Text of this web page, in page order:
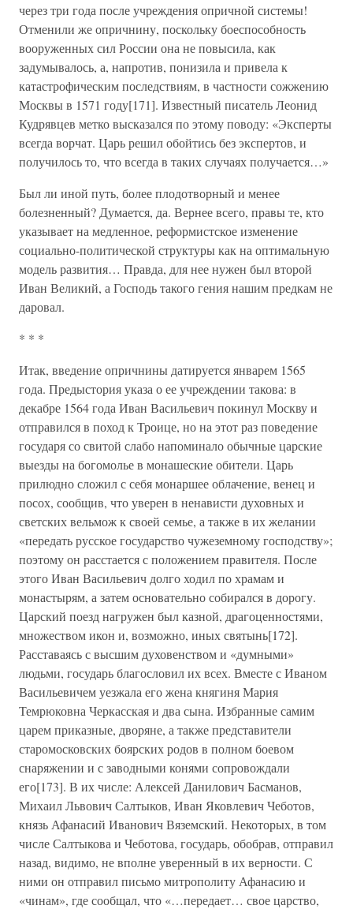
через три года после учреждения опричной системы!
Отменили же опричнину, поскольку боеспособность
вооруженных сил России она не повысила, как
задумывалось, а, напротив, понизила и привела к
катастрофическим последствиям, в частности сожжению
Москвы в 1571 году[171]. Известный писатель Леонид
Кудрявцев метко высказался по этому поводу: «Эксперты
всегда ворчат. Царь решил обойтись без экспертов, и
получилось то, что всегда в таких случаях получается…»
Был ли иной путь, более плодотворный и менее
болезненный? Думается, да. Вернее всего, правы те, кто
указывает на медленное, реформистское изменение
социально-политической структуры как на оптимальную
модель развития… Правда, для нее нужен был второй
Иван Великий, а Господь такого гения нашим предкам не
даровал.
* * *
Итак, введение опричнины датируется январем 1565
года. Предыстория указа о ее учреждении такова: в
декабре 1564 года Иван Васильевич покинул Москву и
отправился в поход к Троице, но на этот раз поведение
государя со свитой слабо напоминало обычные царские
выезды на богомолье в монашеские обители. Царь
прилюдно сложил с себя монаршее облачение, венец и
посох, сообщив, что уверен в ненависти духовных и
светских вельмож к своей семье, а также в их желании
«передать русское государство чужеземному господству»;
поэтому он расстается с положением правителя. После
этого Иван Васильевич долго ходил по храмам и
монастырям, а затем основательно собирался в дорогу.
Царский поезд нагружен был казной, драгоценностями,
множеством икон и, возможно, иных святынь[172].
Расставаясь с высшим духовенством и «думными»
людьми, государь благословил их всех. Вместе с Иваном
Васильевичем уезжала его жена княгиня Мария
Темрюковна Черкасская и два сына. Избранные самим
царем приказные, дворяне, а также представители
старомосковских боярских родов в полном боевом
снаряжении и с заводными конями сопровождали
его[173]. В их числе: Алексей Данилович Басманов,
Михаил Львович Салтыков, Иван Яковлевич Чеботов,
князь Афанасий Иванович Вяземский. Некоторых, в том
числе Салтыкова и Чеботова, государь, обобрав, отправил
назад, видимо, не вполне уверенный в их верности. С
ними он отправил письмо митрополиту Афанасию и
«чинам», где сообщал, что «…передает… свое царство,